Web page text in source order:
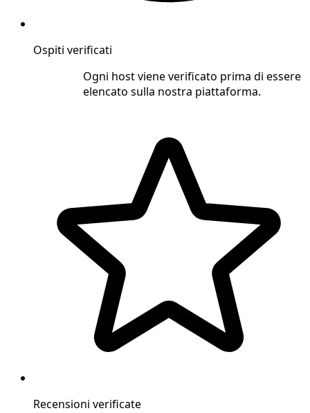
Ospiti verificati
Ogni host viene verificato prima di essere
elencato sulla nostra piattaforma.
Recensioni verificate